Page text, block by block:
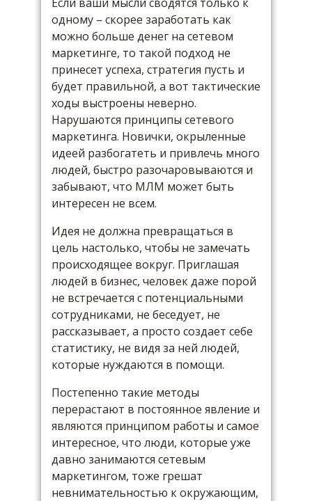
одному – скорее заработать как
можно больше денег на сетевом
маркетинге, то такой подход не
принесет успеха, стратегия пусть и
будет правильной, а вот тактические
ходы выстроены неверно.
Нарушаются принципы сетевого
маркетинга. Новички, окрыленные
идеей разбогатеть и привлечь много
людей, быстро разочаровываются и
забывают, что МЛМ может быть
интересен не всем.
Идея не должна превращаться в
цель настолько, чтобы не замечать
происходящее вокруг. Приглашая
людей в бизнес, человек даже порой
не встречается с потенциальными
сотрудниками, не беседует, не
рассказывает, а просто создает себе
статистику, не видя за ней людей,
которые нуждаются в помощи.
Постепенно такие методы
перерастают в постоянное явление и
являются принципом работы и самое
интересное, что люди, которые уже
давно занимаются сетевым
маркетингом, тоже грешат
невнимательностью к окружающим,